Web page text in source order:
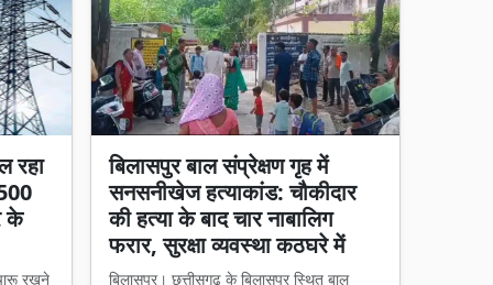
रहा
के
रखने
बिलासपुर बाल संप्रेक्षण गृह में
सनसनीखेज हत्याकांड: चौकीदार
की हत्या के बाद चार नाबालिग
फरार, सुरक्षा व्यवस्था कठघरे में
बिलासपुर। छत्तीसगढ़ के बिलासपुर स्थित बाल